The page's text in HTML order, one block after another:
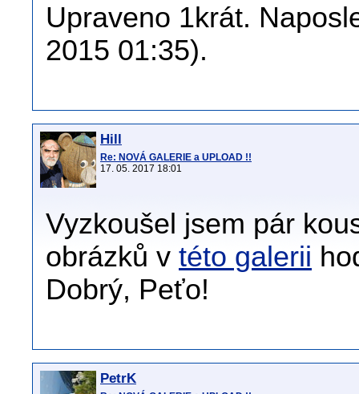
Upraveno 1krát.
2015 01:35).
Hill
Re: NOVÁ GALERIE a UPLOAD !!
17. 05. 2017 18:01
Vyzkoušel jsem pár
obrázků v této galerii
Dobrý, Peťo!
PetrK